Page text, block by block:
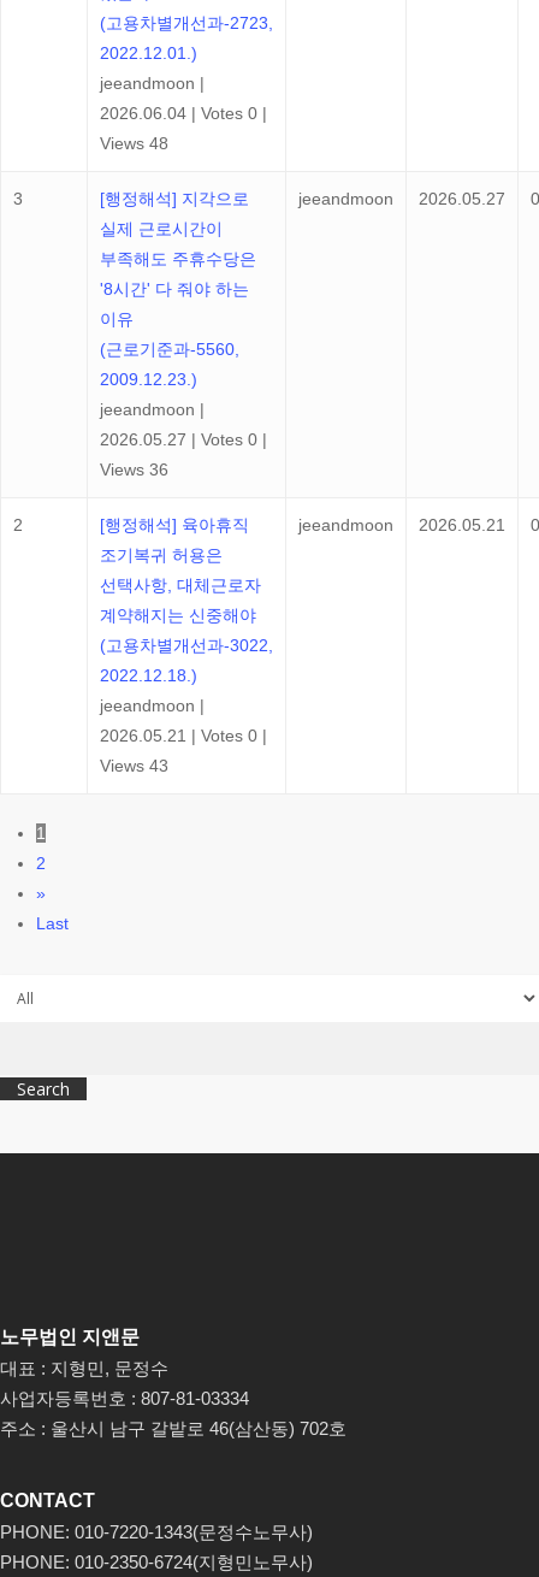
(고용차별개선과-2723,
2022.12.01.)
jeeandmoon |
2026.06.04 | Votes 0 |
Views 48
3
[행정해석] 지각으로
실제 근로시간이
부족해도 주휴수당은
'8시간' 다 줘야 하는
이유
(근로기준과-5560,
2009.12.23.)
jeeandmoon |
2026.05.27 | Votes 0 |
Views 36
jeeandmoon 2026.05.27
2
[행정해석] 육아휴직
조기복귀 허용은
선택사항, 대체근로자
계약해지는 신중해야
(고용차별개선과-3022,
2022.12.18.)
jeeandmoon |
2026.05.21 | Votes 0 |
Views 43
jeeandmoon 2026.05.21
1
2
»
Last
Search
노무법인 지앤문
대표 : 지형민, 문정수
사업자등록번호 : 807-81-03334
주소 : 울산시 남구 갈밭로 46(삼산동) 702호
CONTACT
PHONE: 010-7220-1343(문정수노무사)
PHONE: 010-2350-6724(지형민노무사)